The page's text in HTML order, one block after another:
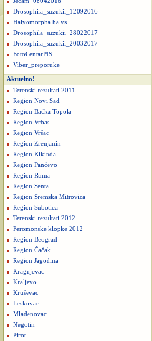
Drosophila_suzukii_12092016
Halyomorpha halys
Drosophila_suzukii_28022017
Drosophila_suzukii_20032017
FotoCentarPIS
Viber_preporuke
Aktuelno!
Terenski rezultati 2011
Region Novi Sad
Region Bačka Topola
Region Vrbas
Region Vršac
Region Zrenjanin
Region Kikinda
Region Pančevo
Region Ruma
Region Senta
Region Sremska Mitrovica
Region Subotica
Terenski rezultati 2012
Feromonske klopke 2012
Region Beograd
Region Čačak
Region Jagodina
Kragujevac
Kraljevo
Kruševac
Leskovac
Mladenovac
Negotin
Pirot